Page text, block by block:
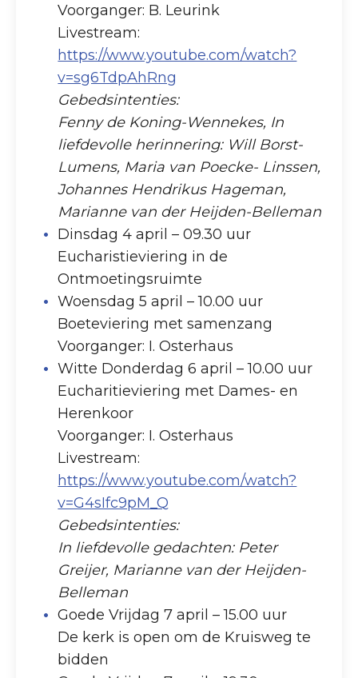
Voorganger: B. Leurink
Livestream:
https://www.youtube.com/watch?
v=sg6TdpAhRng
Gebedsintenties:
Fenny de Koning-Wennekes, In
liefdevolle herinnering: Will Borst-
Lumens, Maria van Poecke- Linssen,
Johannes Hendrikus Hageman,
Marianne van der Heijden-Belleman
Dinsdag 4 april – 09.30 uur
Eucharistieviering in de
Ontmoetingsruimte
Woensdag 5 april – 10.00 uur
Boeteviering met samenzang
Voorganger: I. Osterhaus
Witte Donderdag 6 april – 10.00 uur
Eucharitieviering met Dames- en
Herenkoor
Voorganger: I. Osterhaus
Livestream:
https://www.youtube.com/watch?
v=G4sIfc9pM_Q
Gebedsintenties:
In liefdevolle gedachten: Peter
Greijer, Marianne van der Heijden-
Belleman
Goede Vrijdag 7 april – 15.00 uur
De kerk is open om de Kruisweg te
bidden